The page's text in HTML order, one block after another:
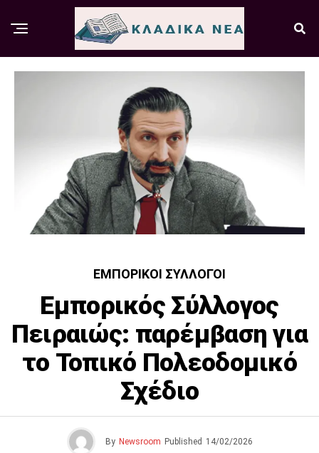
ΕΜΠΟΡΙΚΟΊ ΣΎΛΛΟΓΟΙ
Εμπορικός Σύλλογος
Πειραιώς: παρέμβαση για
το Τοπικό Πολεοδομικό
Σχέδιο
By Newsroom Published 14/02/2026